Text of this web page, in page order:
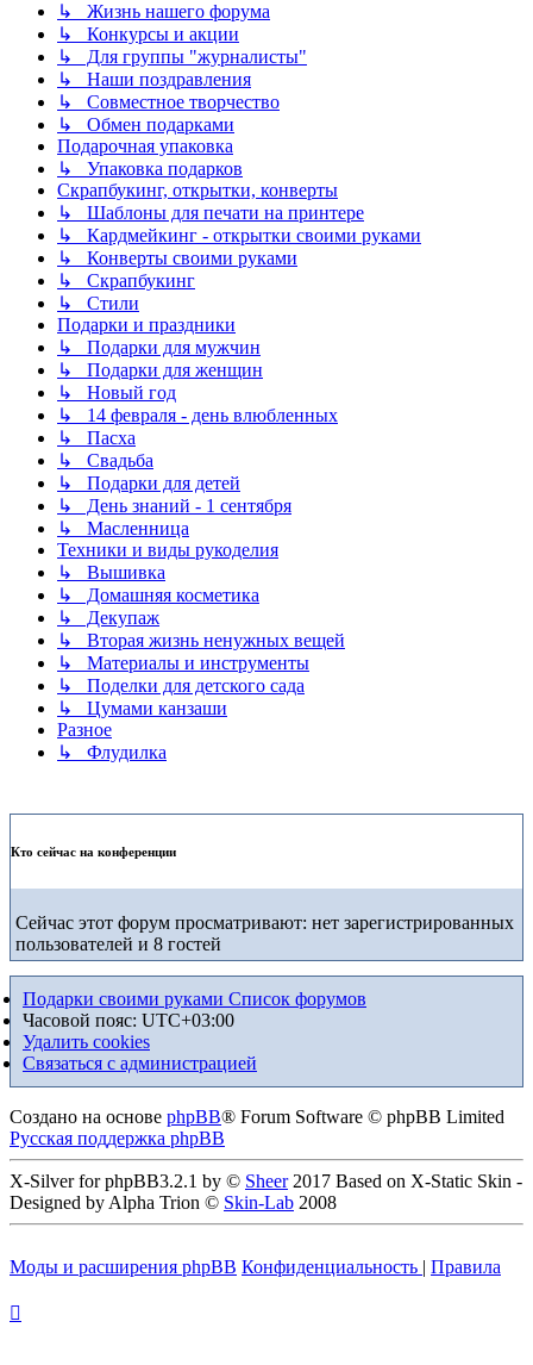
↳ Жизнь нашего форума
↳ Конкурсы и акции
↳ Для группы "журналисты"
↳ Наши поздравления
↳ Совместное творчество
↳ Обмен подарками
Подарочная упаковка
↳ Упаковка подарков
Скрапбукинг, открытки, конверты
↳ Шаблоны для печати на принтере
↳ Кардмейкинг - открытки своими руками
↳ Конверты своими руками
↳ Скрапбукинг
↳ Стили
Подарки и праздники
↳ Подарки для мужчин
↳ Подарки для женщин
↳ Новый год
↳ 14 февраля - день влюбленных
↳ Пасха
↳ Свадьба
↳ Подарки для детей
↳ День знаний - 1 сентября
↳ Масленница
Техники и виды рукоделия
↳ Вышивка
↳ Домашняя косметика
↳ Декупаж
↳ Вторая жизнь ненужных вещей
↳ Материалы и инструменты
↳ Поделки для детского сада
↳ Цумами канзаши
Разное
↳ Флудилка
Кто сейчас на конференции
Сейчас этот форум просматривают: нет зарегистрированных
пользователей и 8 гостей
Подарки своими руками Список форумов
Часовой пояс: UTC+03:00
Удалить cookies
Связаться с администрацией
Создано на основе phpBB® Forum Software © phpBB Limited
Русская поддержка phpBB
X-Silver for phpBB3.2.1 by © Sheer2017 Based on X-Static Skin -
Designed by Alpha Trion © Skin-Lab 2008
Моды и расширения phpBB Конфиденциальность | Правила